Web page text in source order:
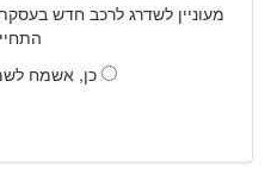
מעוניין לשדרג לרכב חדש
כן, אשמח